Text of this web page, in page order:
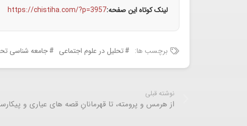
لینک کوتاه این صفحه:https://chistiha.com/?p=3957
برچسب ها: تحلیل در علوم اجتماعی جامعه شناسی
نوشته قبلی
از هرمس و پرومته، تا قهرمانانِ قصه های عیاری و